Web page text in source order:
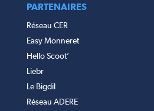
PARTENAIRES
Réseau CER
Easy Monneret
Hello Scoot’
Liebr
Le Bigdil
Réseau ADERE